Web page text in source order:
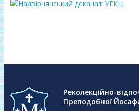
Реколекційно-
Преподобної